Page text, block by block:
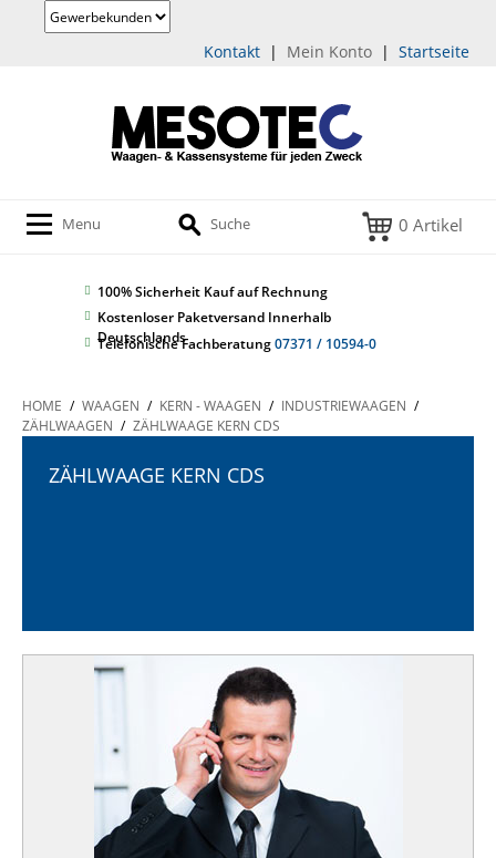
Startseite
|
Mein Konto
|
Kontakt
Menu Suche 0 Artikel
100% Sicherheit Kauf auf Rechnung
Kostenloser Paketversand Innerhalb
Deutschlands
Telefonische Fachberatung07371 / 10594-0
HOME / WAAGEN / KERN - WAAGEN / INDUSTRIEWAAGEN /
ZÄHLWAAGEN / ZÄHLWAAGE KERN CDS
ZÄHLWAAGE KERN CDS